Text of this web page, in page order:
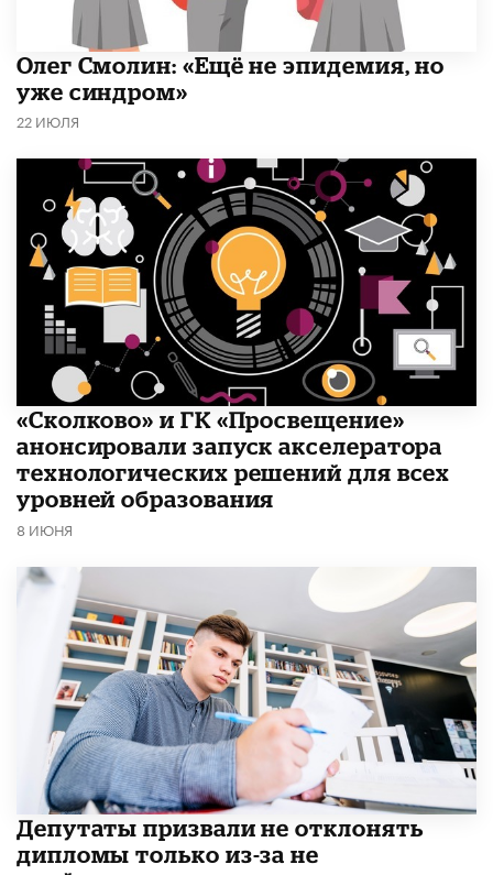
​Олег Смолин: «Ещё не эпидемия, но
уже синдром»
22 ИЮЛЯ
«Сколково» и ГК «Просвещение»
анонсировали запуск акселератора
технологических решений для всех
уровней образования
8 ИЮНЯ
Депутаты призвали не отклонять
дипломы только из-за не